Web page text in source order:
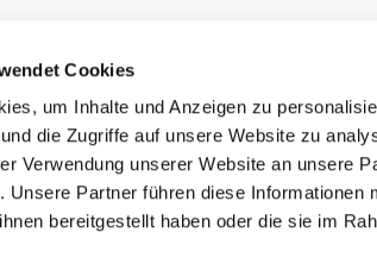
Cookies
um Inhalte und Anzeigen zu
die Zugriffe auf unsere Website zu
Verwendung unserer Website an unsere
Unsere Partner führen diese Informationen
bereitgestellt haben oder die sie im
Usedom-Anklam-Greifswald · Bahnhofstr. 15,
Kontaktinformationen